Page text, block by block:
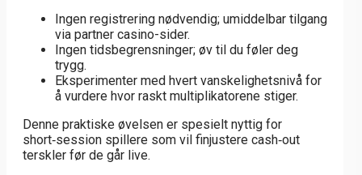
Ingen registrering nødvendig; umiddelbar tilgang
via partner casino-sider.
Ingen tidsbegrensninger; øv til du føler deg
trygg.
Eksperimenter med hvert vanskelighetsnivå for
å vurdere hvor raskt multiplikatorene stiger.
Denne praktiske øvelsen er spesielt nyttig for
short‑session spillere som vil finjustere cash‑out
terskler før de går live.